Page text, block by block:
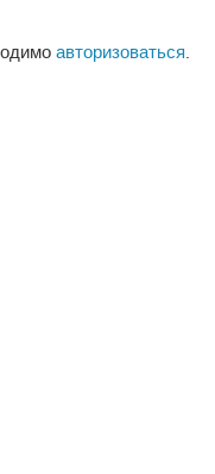
авторизоваться.